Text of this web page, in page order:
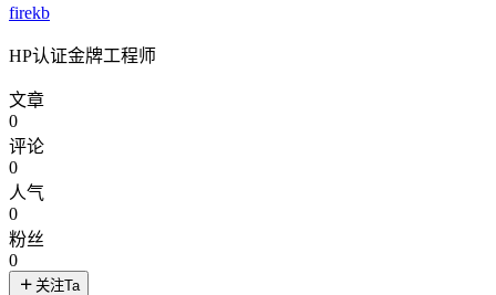
firekb
HP认证金牌工程师
文章
0
评论
0
人气
0
粉丝
0
关注Ta